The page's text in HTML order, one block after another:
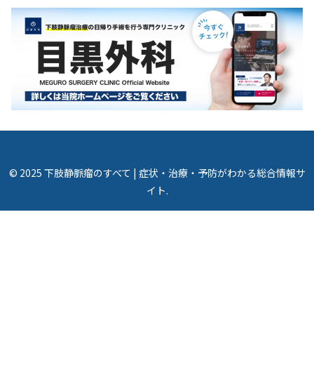
© 2025 下肢静脈瘤のすべて | 症状・治療・予防がわかる総合情報サ
イト.